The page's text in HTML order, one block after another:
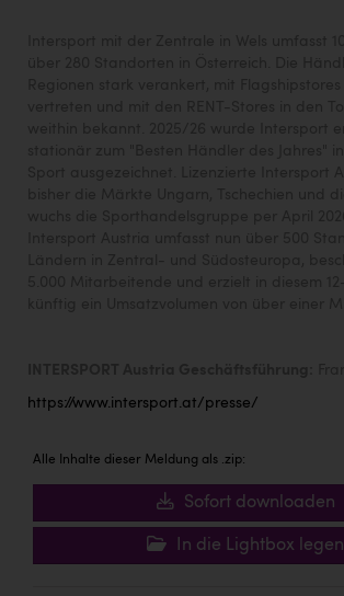
https://www.intersport.at/presse/
Alle Inhalte dieser Meldung als .zip:
Sofort downloaden
In die Lightbox legen